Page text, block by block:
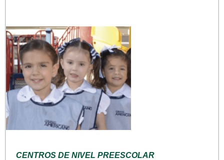
CENTROS DE NIVEL PREESCOLAR